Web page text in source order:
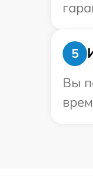
5
Вы